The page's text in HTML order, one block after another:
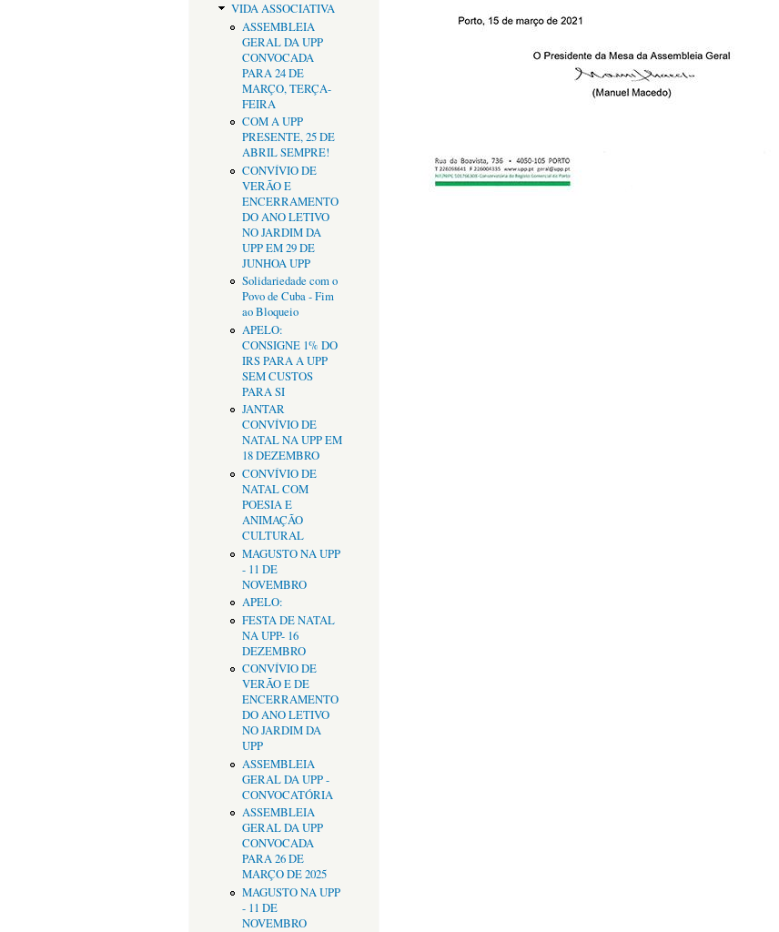
VIDA ASSOCIATIVA
ASSEMBLEIA
GERAL DA UPP
CONVOCADA
PARA 24 DE
MARÇO, TERÇA-
FEIRA
COM A UPP
PRESENTE, 25 DE
ABRIL SEMPRE!
CONVÍVIO DE
VERÃO E
ENCERRAMENTO
DO ANO LETIVO
NO JARDIM DA
UPP EM 29 DE
JUNHOA UPP
Solidariedade com o
Povo de Cuba - Fim
ao Bloqueio
APELO:
CONSIGNE 1% DO
IRS PARA A UPP
SEM CUSTOS
PARA SI
JANTAR
CONVÍVIO DE
NATAL NA UPP EM
18 DEZEMBRO
CONVÍVIO DE
NATAL COM
POESIA E
ANIMAÇÃO
CULTURAL
MAGUSTO NA UPP
- 11 DE
NOVEMBRO
APELO:
FESTA DE NATAL
NA UPP- 16
DEZEMBRO
CONVÍVIO DE
VERÃO E DE
ENCERRAMENTO
DO ANO LETIVO
NO JARDIM DA
UPP
ASSEMBLEIA
GERAL DA UPP -
CONVOCATÓRIA
ASSEMBLEIA
GERAL DA UPP
CONVOCADA
PARA 26 DE
MARÇO DE 2025
MAGUSTO NA UPP
- 11 DE
NOVEMBRO